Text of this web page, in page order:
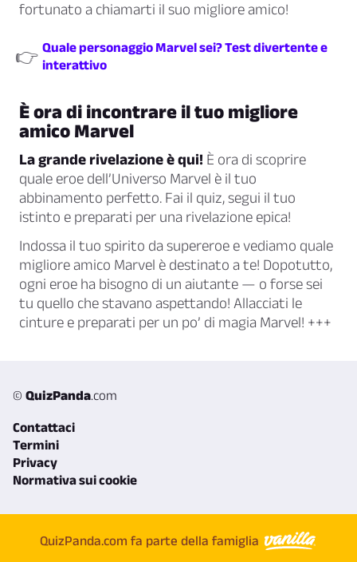
fortunato a chiamarti il suo migliore amico!
👉 Quale personaggio Marvel sei? Test divertente e
interattivo
È ora di incontrare il tuo migliore
amico Marvel
La grande rivelazione è qui! È ora di scoprire
quale eroe dell’Universo Marvel è il tuo
abbinamento perfetto. Fai il quiz, segui il tuo
istinto e preparati per una rivelazione epica!
Indossa il tuo spirito da supereroe e vediamo quale
migliore amico Marvel è destinato a te! Dopotutto,
ogni eroe ha bisogno di un aiutante — o forse sei
tu quello che stavano aspettando! Allacciati le
cinture e preparati per un po’ di magia Marvel! +++
© QuizPanda.com
Contattaci
Termini
Privacy
Normativa sui cookie
QuizPanda.com fa parte della famiglia